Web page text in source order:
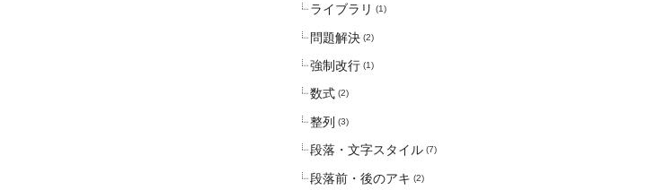
ライブラリ (1)
問題解決 (2)
強制改行 (1)
数式 (2)
整列 (3)
段落・文字スタイル (7)
段落前・後のアキ (2)